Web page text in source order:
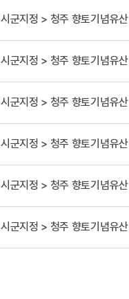
시군지정 > 청주 향토기념유산
시군지정 > 청주 향토기념유산
시군지정 > 청주 향토기념유산
시군지정 > 청주 향토기념유산
시군지정 > 청주 향토기념유산
시군지정 > 청주 향토기념유산